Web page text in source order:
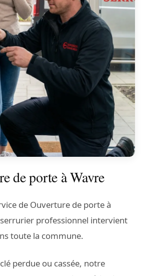
de porte à Wavre
de Ouverture de porte à
professionnel intervient
toute la commune.
perdue ou cassée, notre